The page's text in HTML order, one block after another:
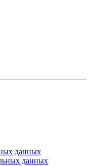
данных
данных